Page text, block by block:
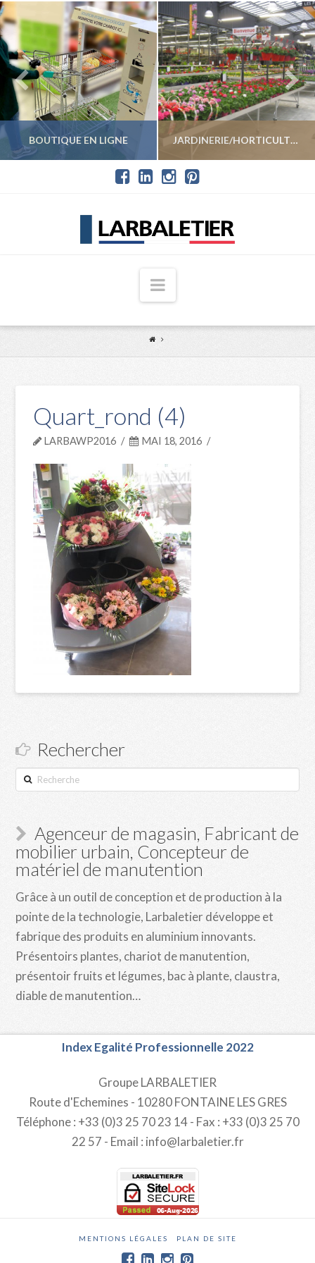
BOUTIQUE EN LIGNE
VOIR LES PRODUITS
JARDINERIE/HORTICULTURE
Navigation
Quart_rond (4)
LARBAWP2016 MAI 18, 2016
Rechercher
Recherche
Agenceur de magasin, Fabricant de
mobilier urbain, Concepteur de
matériel de manutention
Grâce à un outil de conception et de production à la
pointe de la technologie, Larbaletier développe et
fabrique des produits en aluminium innovants.
Présentoirs plantes, chariot de manutention,
présentoir fruits et légumes, bac à plante, claustra,
diable de manutention…
Index Egalité Professionnelle 2022
Groupe LARBALETIER
Route d'Echemines - 10280 FONTAINE LES GRES
Téléphone : +33 (0)3 25 70 23 14 - Fax : +33 (0)3 25 70
22 57 - Email : info@larbaletier.fr
MENTIONS LÉGALES PLAN DE SITE